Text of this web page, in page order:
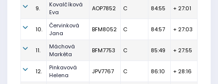
9.
Kovalčíková
Eva
AOP7852 C 84:55 + 27:01
10.
Červinková
Jana
BFM8052 C 84:57 + 27:03
11.
Máchová
Markéta
BFM7753 C 85:49 + 27:55
12.
Pinkavová
Helena
JPV7767 C 86:10 + 28:16